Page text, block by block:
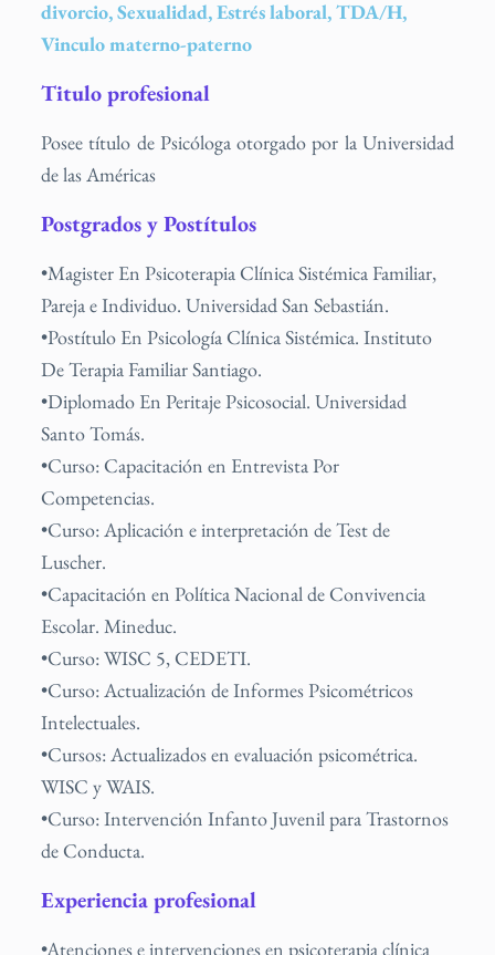
divorcio, Sexualidad, Estrés laboral, TDA/H,
Vinculo materno-paterno
Titulo profesional
Posee título de Psicóloga otorgado por la Universidad
de las Américas
Postgrados y Postítulos
•Magister En Psicoterapia Clínica Sistémica Familiar,
Pareja e Individuo. Universidad San Sebastián.
•Postítulo En Psicología Clínica Sistémica. Instituto
De Terapia Familiar Santiago.
•Diplomado En Peritaje Psicosocial. Universidad
Santo Tomás.
•Curso: Capacitación en Entrevista Por
Competencias.
•Curso: Aplicación e interpretación de Test de
Luscher.
•Capacitación en Política Nacional de Convivencia
Escolar. Mineduc.
•Curso: WISC 5, CEDETI.
•Curso: Actualización de Informes Psicométricos
Intelectuales.
•Cursos: Actualizados en evaluación psicométrica.
WISC y WAIS.
•Curso: Intervención Infanto Juvenil para Trastornos
de Conducta.
Experiencia profesional
•Atenciones e intervenciones en psicoterapia clínica